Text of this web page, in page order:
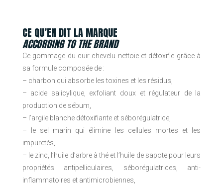
CE QU’EN DIT LA MARQUE
ACCORDING TO THE BRAND
Ce gommage du cuir chevelu nettoie et détoxifie grâce à
sa formule composée de :
– charbon qui absorbe les toxines et les résidus,
– acide salicylique, exfoliant doux et régulateur de la
production de sébum,
– l’argile blanche détoxifiante et séborégulatrice,
– le sel marin qui élimine les cellules mortes et les
impuretés,
– le zinc, l’huile d’arbre à thé et l’huile de sapote pour leurs
propriétés antipelliculaires, séborégulatrices, anti-
inflammatoires et antimicrobiennes,